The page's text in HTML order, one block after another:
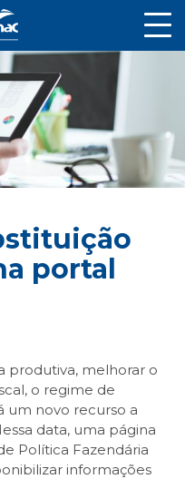
portal
produtiva, melhorar o
o regime de
um novo recurso a
data, uma página
Política Fazendária
informações